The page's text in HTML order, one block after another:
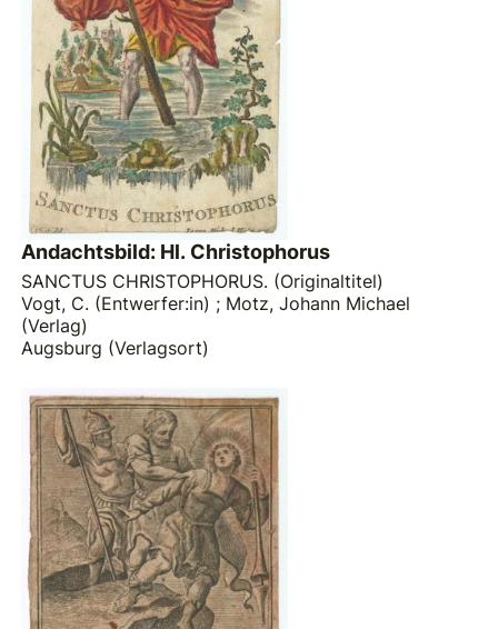
Andachtsbild: Hl. Christophorus
SANCTUS CHRISTOPHORUS. (Originaltitel)
Vogt, C. (Entwerfer:in) ; Motz, Johann Michael
(Verlag)
Augsburg (Verlagsort)